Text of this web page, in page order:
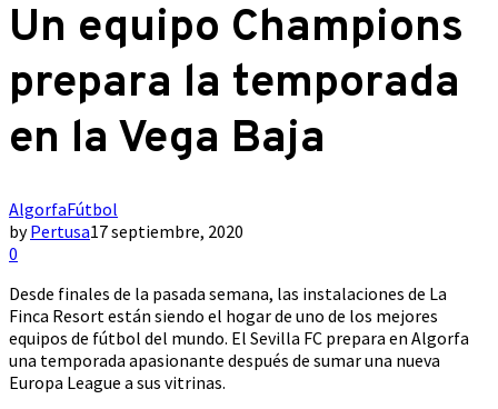
Un equipo Champions
prepara la temporada
en la Vega Baja
AlgorfaFútbol
byPertusa17 septiembre, 2020
0
Desde finales de la pasada semana, las instalaciones de La
Finca Resort están siendo el hogar de uno de los mejores
equipos de fútbol del mundo. El Sevilla FC prepara en Algorfa
una temporada apasionante después de sumar una nueva
Europa League a sus vitrinas.